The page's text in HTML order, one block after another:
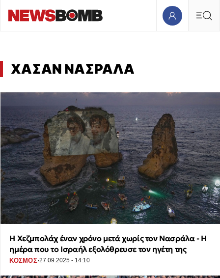
ΧΑΣΑΝ ΝΑΣΡΑΛΑ
Η Χεζμπολάχ έναν χρόνο μετά χωρίς τον Νασράλα - Η
ημέρα που το Ισραήλ εξολόθρευσε τον ηγέτη της
ΚΟΣΜΟΣ·27.09.2025 - 14:10